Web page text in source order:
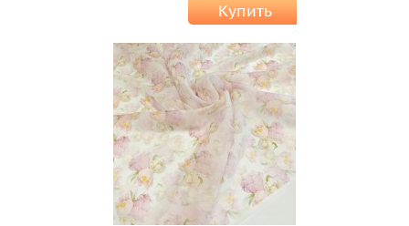
Купить